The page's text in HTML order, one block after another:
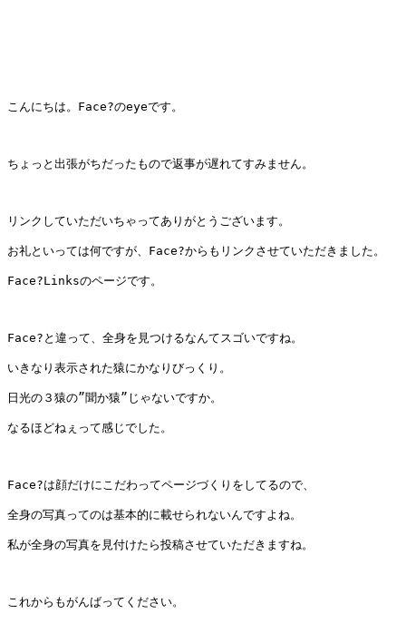
こんにちは。Face?のeyeです。
ちょっと出張がちだったもので返事が遅れてすみません。
リンクしていただいちゃってありがとうございます。
お礼といっては何ですが、Face?からもリンクさせていただきました。
Face?Linksのページです。
Face?と違って、全身を見つけるなんてスゴいですね。
いきなり表示された猿にかなりびっくり。
日光の３猿の”聞か猿”じゃないですか。
なるほどねぇって感じでした。
Face?は顔だけにこだわってページづくりをしてるので、
全身の写真ってのは基本的に載せられないんですよね。
私が全身の写真を見付けたら投稿させていただきますね。
これからもがんばってください。